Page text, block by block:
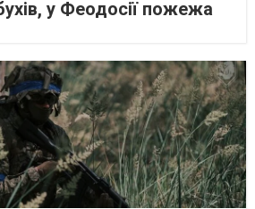
у Феодосії пожежа